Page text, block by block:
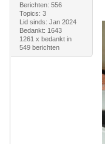
Berichten: 556
Topics: 3
Lid sinds: Jan 2024
Bedankt: 1643
1261 x bedankt in
549 berichten